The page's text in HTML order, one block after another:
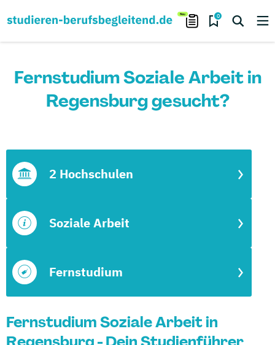
0
Fernstudium Soziale Arbeit in
Regensburg gesucht?
Fernstudium
Soziale Arbeit
2 Hochschulen
Fernstudium Soziale Arbeit in